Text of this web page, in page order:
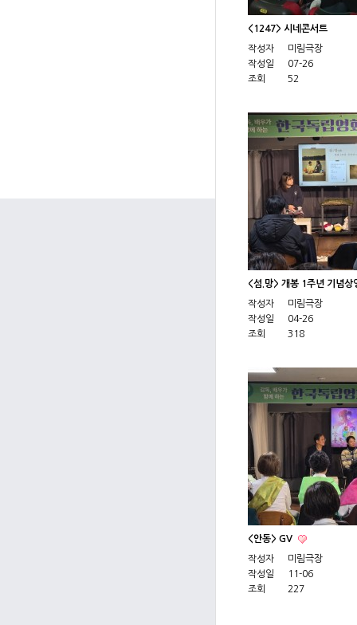
<1247> 시네콘서트
작성자
미림극장
작성일
07-26
조회
52
<섬.망> 개봉 1주년 기념상
작성자
미림극장
작성일
04-26
조회
318
<안동> GV
작성자
미림극장
작성일
11-06
조회
227